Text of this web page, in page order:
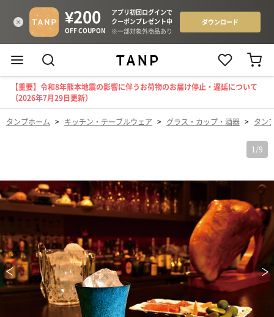
【重要】令和8年熊本地震の影響に伴うお荷物のお届け停止・遅延について
（2026年7月29日更新）
タンプホーム > キッチン・テーブルウェア > グラス・カップ・酒器 > タン
1 /9